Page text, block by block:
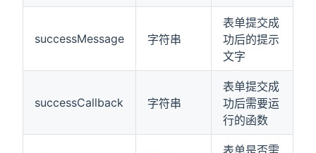
successMessage 字符串
表单提交成
功后的提示
文字
successCallback 字符串
表单提交成
功后需要运
行的函数
表单是否需